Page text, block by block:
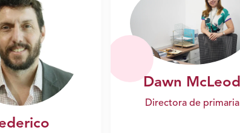
Dawn McLeod
Directora de primaria